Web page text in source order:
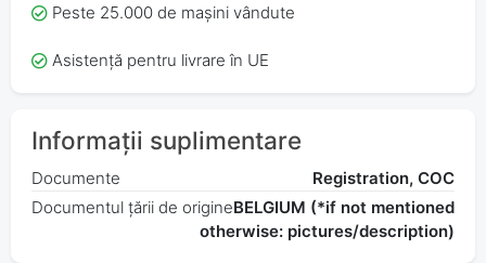
Peste 25.000 de mașini vândute
Asistență pentru livrare în UE
Informații suplimentare
Documente
Registration, COC
Documentul țării de origineBELGIUM (*if not mentioned
otherwise: pictures/description)